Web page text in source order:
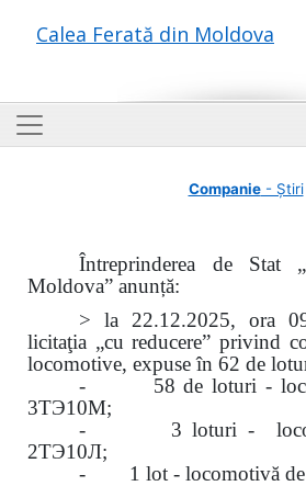
Calea Ferată din Moldova
Companie- Știri
Întreprinderea de Stat
Moldova” anunță:
> la 22.12.2025, ora
licitaţia „cu reducere” privind
locomotive, expuse în 62 de
- 58 de loturi -
3ТЭ10М;
- 3 loturi -
2ТЭ10Л;
- 1 lot - locomotivă de